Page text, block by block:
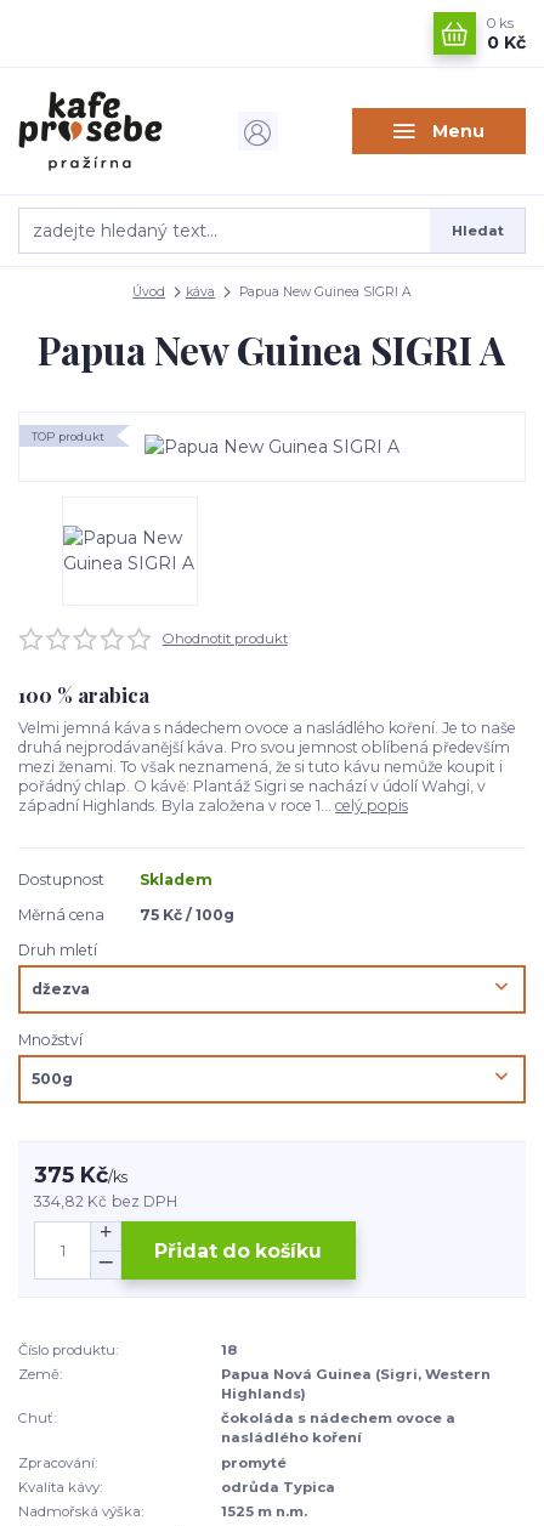
Menu
Hledat
0 ks
0 Kč
Úvod káva Papua New Guinea SIGRI A
Papua New Guinea SIGRI A
TOP produkt
Ohodnotit produkt
100 % arabica
Velmi jemná káva s nádechem ovoce a nasládlého koření. Je to naše
druhá nejprodávanější káva. Pro svou jemnost oblíbená především
mezi ženami. To však neznamená, že si tuto kávu nemůže koupit i
pořádný chlap. O kávě: Plantáž Sigri se nachází v údolí Wahgi, v
západní Highlands. Byla založena v roce 1... celý popis
Dostupnost
Skladem
Měrná cena
75 Kč / 100g
Druh mletí
Množství
375 Kč/ks
334,82 Kč bez DPH
Přidat do košíku
Číslo produktu:
18
Země:
Papua Nová Guinea (Sigri, Western
Highlands)
Chuť:
čokoláda s nádechem ovoce a
nasládlého koření
Zpracování:
promyté
Kvalita kávy:
odrůda Typica
Nadmořská výška:
1525 m n.m.